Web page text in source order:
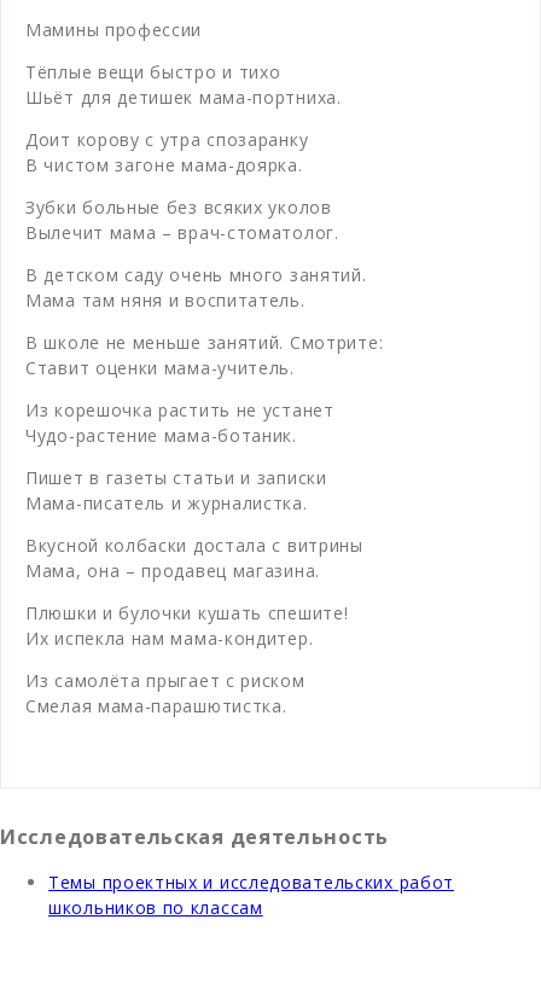
Мамины профессии
Тёплые вещи быстро и тихо
Шьёт для детишек мама-портниха.
Доит корову с утра спозаранку
В чистом загоне мама-доярка.
Зубки больные без всяких уколов
Вылечит мама – врач-стоматолог.
В детском саду очень много занятий.
Мама там няня и воспитатель.
В школе не меньше занятий. Смотрите:
Ставит оценки мама-учитель.
Из корешочка растить не устанет
Чудо-растение мама-ботаник.
Пишет в газеты статьи и записки
Мама-писатель и журналистка.
Вкусной колбаски достала с витрины
Мама, она – продавец магазина.
Плюшки и булочки кушать спешите!
Их испекла нам мама-кондитер.
Из самолёта прыгает с риском
Смелая мама-парашютистка.
Исследовательская деятельность
Темы проектных и исследовательских работ
школьников по классам